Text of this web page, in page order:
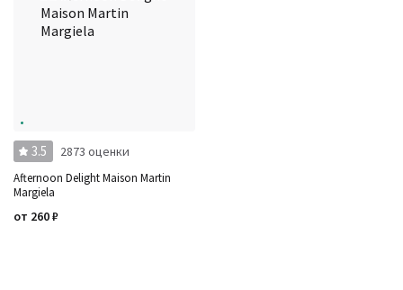
3.5 2873 оценки
Afternoon Delight Maison Martin
Margiela
от 260₽